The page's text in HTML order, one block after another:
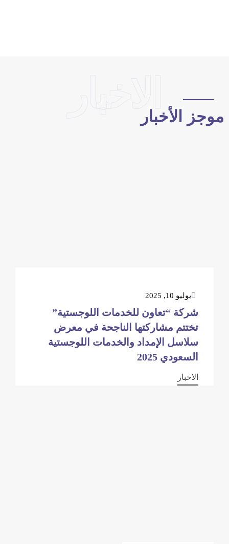
الأخبار
يوليو 10, 2025
شركة “تعاون للخدمات اللوجستية”
تختتم مشاركتها الناجحة في معرض
سلاسل الإمداد والخدمات اللوجستية
السعودي 2025
الاخبار